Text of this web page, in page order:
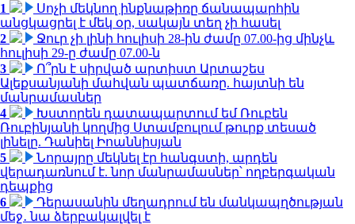
1
Սոչի մեկնող ինքնաթիռը ճանապարհին
անցկացրել է մեկ օր, սակայն տեղ չի հասել
2
Ջուր չի լինի հուլիսի 28-ին ժամը 07.00-ից մինչև
հուլիսի 29-ը ժամը 07.00-ն
3
Ո՞րն է սիրված արտիստ Արտաշես
Ալեքսանյանի մահվան պատճառը. հայտնի են
մանրամասներ
4
Խստորեն դատապարտում եմ Ռուբեն
Ռուբինյանի կողմից Ստամբուլում թուրք տեսած
լինելը. Դանիել Իոաննիսյան
5
Նորայրը մեկնել էր հանգստի, արդեն
վերադառնում է. նոր մանրամասներ՝ ողբերգական
դեպքից
6
Դերասանին մեղադրում են մանկապղծության
մեջ․ նա ձերբակալվել է